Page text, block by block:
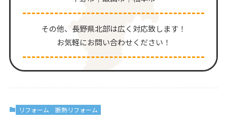
その他、⻑野県北部は広く対応致します！
お気軽にお問い合わせください！
リフォーム 断熱リフォーム